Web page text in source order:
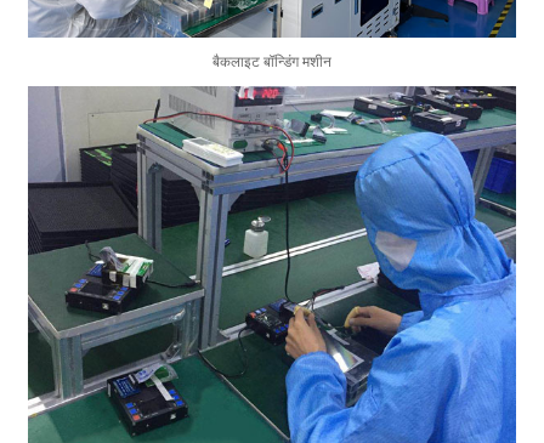
बैकलाइट बॉन्डिंग मशीन